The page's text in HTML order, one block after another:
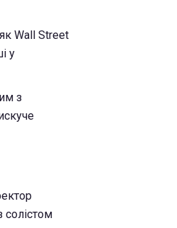
Wall Street
у
з
солістом